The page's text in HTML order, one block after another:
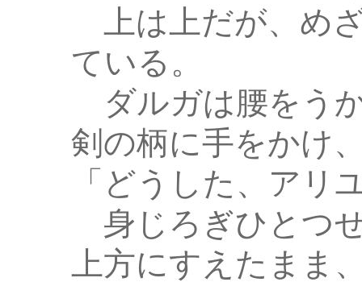
上は上だが、め
ている。
ダルガは腰をう
剣の柄に手をかけ
「どうした、アリ
身じろぎひとつ
上方にすえたまま